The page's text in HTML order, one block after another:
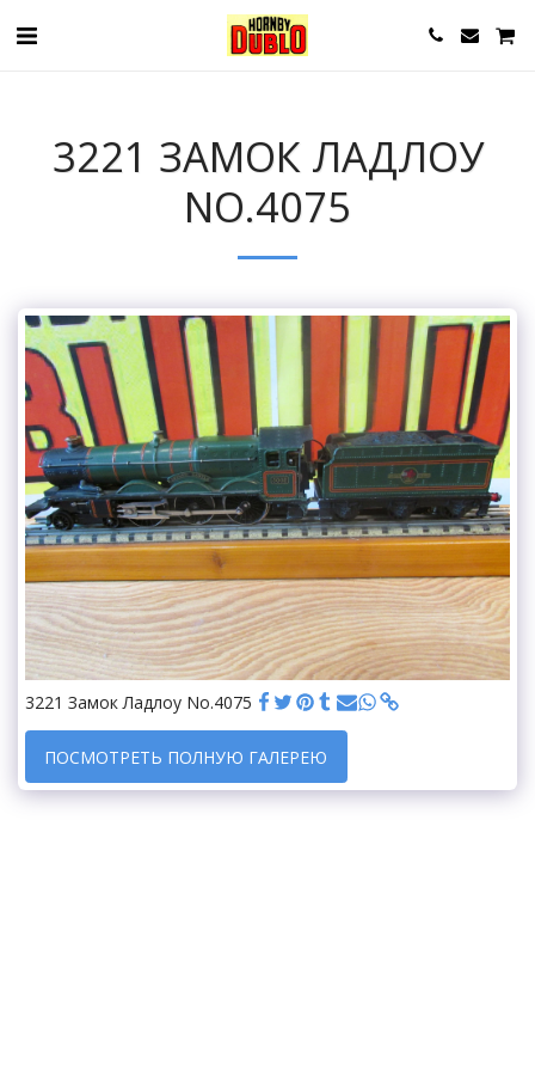
3221 ЗАМОК ЛАДЛОУ
NO.4075
3221 Замок Ладлоу No.4075
ПОСМОТРЕТЬ ПОЛНУЮ ГАЛЕРЕЮ